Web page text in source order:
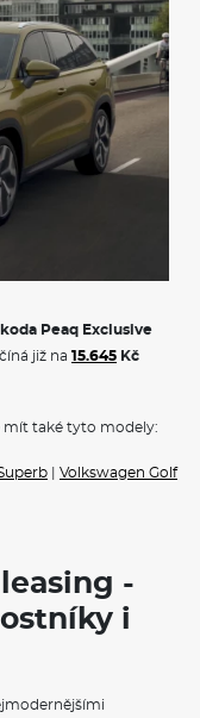
Peaq Exclusive
již na 15.645 Kč
mít také tyto modely:
Volkswagen Golf
-
i